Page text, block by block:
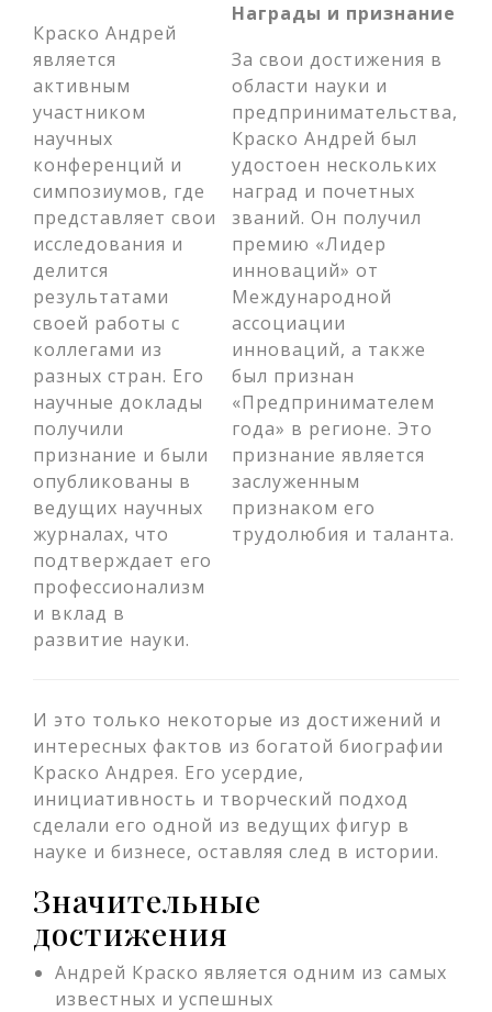
Краско Андрей
является
активным
участником
научных
конференций и
симпозиумов, где
представляет свои
исследования и
делится
результатами
своей работы с
коллегами из
разных стран. Его
научные доклады
получили
признание и были
опубликованы в
ведущих научных
журналах, что
подтверждает его
профессионализм
и вклад в
развитие науки.
Награды и признание
За свои достижения в
области науки и
предпринимательства,
Краско Андрей был
удостоен нескольких
наград и почетных
званий. Он получил
премию «Лидер
инноваций» от
Международной
ассоциации
инноваций, а также
был признан
«Предпринимателем
года» в регионе. Это
признание является
заслуженным
признаком его
трудолюбия и таланта.
И это только некоторые из достижений и
интересных фактов из богатой биографии
Краско Андрея. Его усердие,
инициативность и творческий подход
сделали его одной из ведущих фигур в
науке и бизнесе, оставляя след в истории.
Значительные
достижения
Андрей Краско является одним из самых
известных и успешных